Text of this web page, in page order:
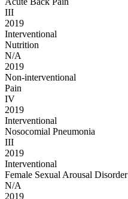
III
2019
Interventional
Nutrition
N/A
2019
Non-interventional
Pain
IV
2019
Interventional
Nosocomial Pneumonia
III
2019
Interventional
Female Sexual Arousal Disorder
N/A
2019